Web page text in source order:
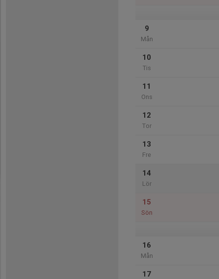
9
Mån
10
Tis
11
Ons
12
Tor
13
Fre
14
Lör
15
Sön
16
Mån
17